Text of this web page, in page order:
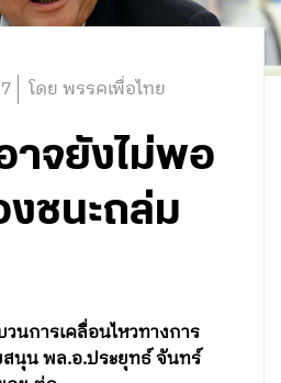
โดย พรรคเพื่อไทย
าจยังไม่พอ
งชนะถล่ม
นการเคลื่อนไหวทางการ
นุน พล.อ.ประยุทธ์ จันทร์